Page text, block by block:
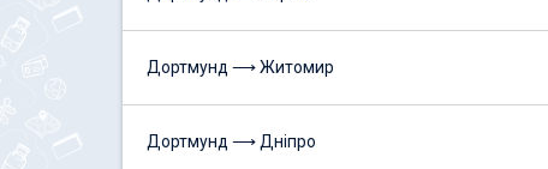
Дортмунд ⟶ Житомир
Дортмунд ⟶ Дніпро